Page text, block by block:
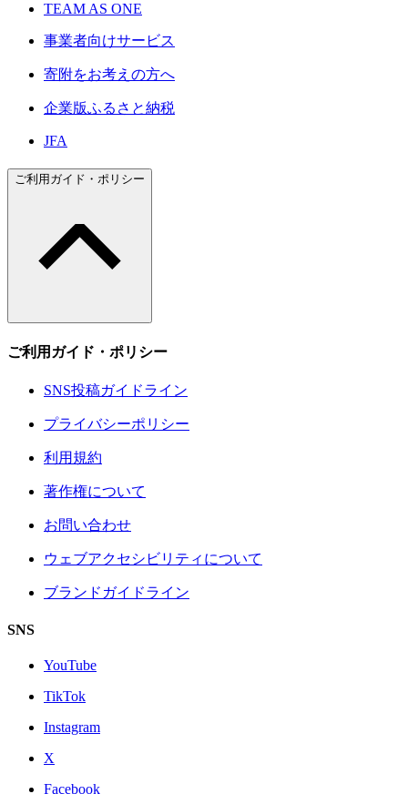
TEAM AS ONE
事業者向けサービス
寄附をお考えの方へ
企業版ふるさと納税
JFA
ご利用ガイド・ポリシー
ご利用ガイド・ポリシー
SNS投稿ガイドライン
プライバシーポリシー
利用規約
著作権について
お問い合わせ
ウェブアクセシビリティについて
ブランドガイドライン
SNS
YouTube
TikTok
Instagram
X
Facebook